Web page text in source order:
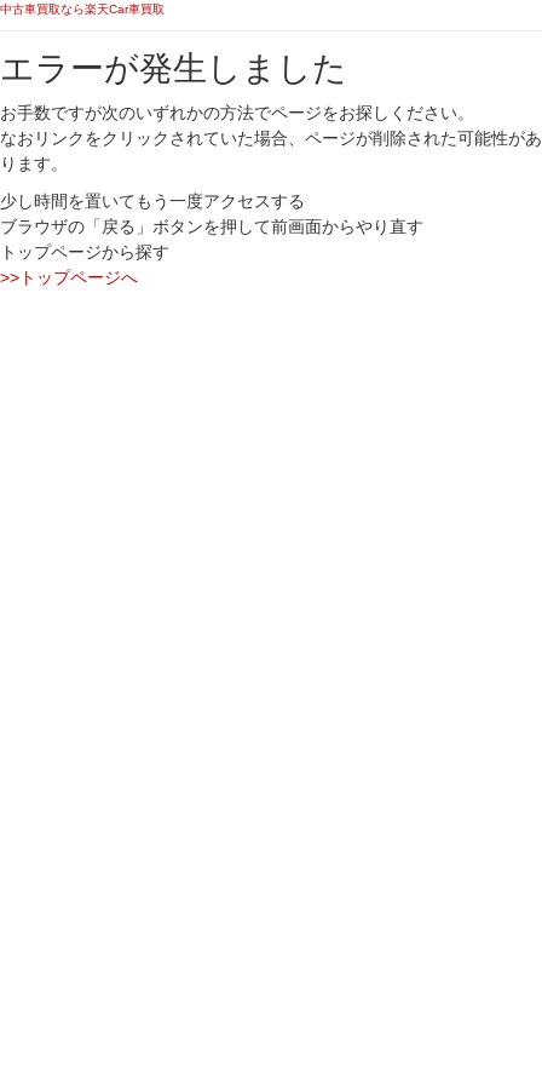
中古車買取なら楽天Car車買取
エラーが発生しました
お手数ですが次のいずれかの方法でページをお探しください。
なおリンクをクリックされていた場合、ページが削除された可能性があ
ります。
少し時間を置いてもう一度アクセスする
ブラウザの「戻る」ボタンを押して前画面からやり直す
トップページから探す
>>トップページへ